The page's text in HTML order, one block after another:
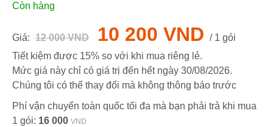
Còn hàng
Giá: 12 000 VND 10 200 VND / 1 gói
Tiết kiệm được 15% so với khi mua riêng lẻ.
Mức giá này chỉ có giá trị đến hết ngày 30/08/2026.
Chúng tôi có thể thay đổi mà không thông báo trước
Phí vận chuyển toàn quốc tối đa mà bạn phải trả khi mua
1 gói: 16 000 VND